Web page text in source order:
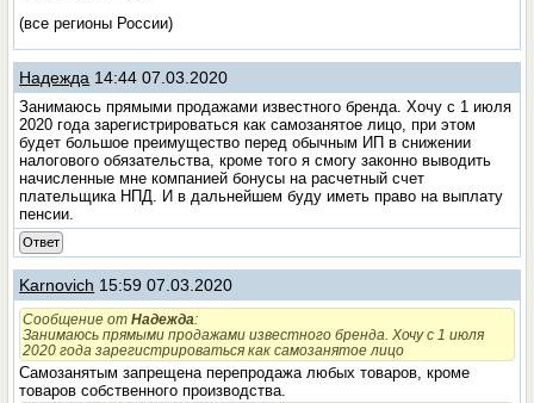
(все регионы России)
Надежда 14:44 07.03.2020
Занимаюсь прямыми продажами известного бренда. Хочу с 1 июля
2020 года зарегистрироваться как самозанятое лицо, при этом
будет большое преимущество перед обычным ИП в снижении
налогового обязательства, кроме того я смогу законно выводить
начисленные мне компанией бонусы на расчетный счет
плательщика НПД. И в дальнейшем буду иметь право на выплату
пенсии.
Ответ
Karnovich 15:59 07.03.2020
Сообщение отНадежда:
Занимаюсь прямыми продажами известного бренда. Хочу с 1 июля
2020 года зарегистрироваться как самозанятое лицо
Самозанятым запрещена перепродажа любых товаров, кроме
товаров собственного производства.